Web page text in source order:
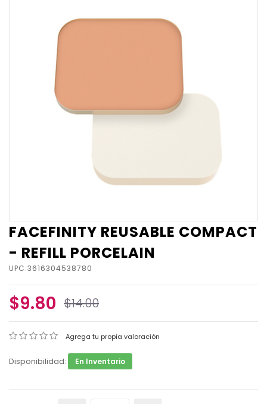
FACEFINITY REUSABLE COMPACT
- REFILL PORCELAIN
UPC:3616304538780
$9.80 $14.00
Agrega tu propia valoración
Disponibilidad: En Inventario